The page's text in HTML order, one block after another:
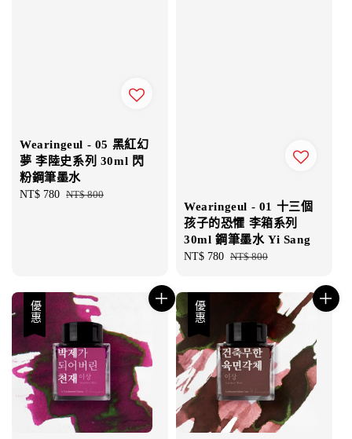
Wearingeul - 05 黑紅幻
夢 李陸史系列 30ml 閃
粉鋼筆墨水
Sale
NT$ 780 Regular
NT$ 800
Wearingeul - 01 十三個
孩子的恐懼 李箱系列
30ml 鋼筆墨水 Yi Sang
Sale
NT$ 780 Regular
NT$ 800
優惠 優惠